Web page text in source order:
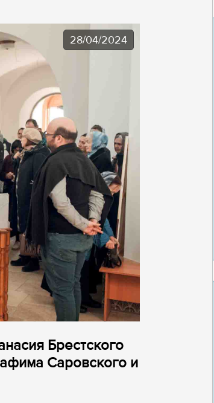
28/04/2024
Брестского
Саровского и